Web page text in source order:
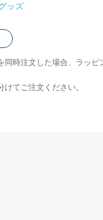
ッズ
時注文した場合、ラッピ
てご注文ください。